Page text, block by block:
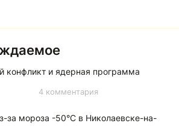
конфликт и ядерная программа
4 комментария
за мороза -50°C в Николаевске-на-